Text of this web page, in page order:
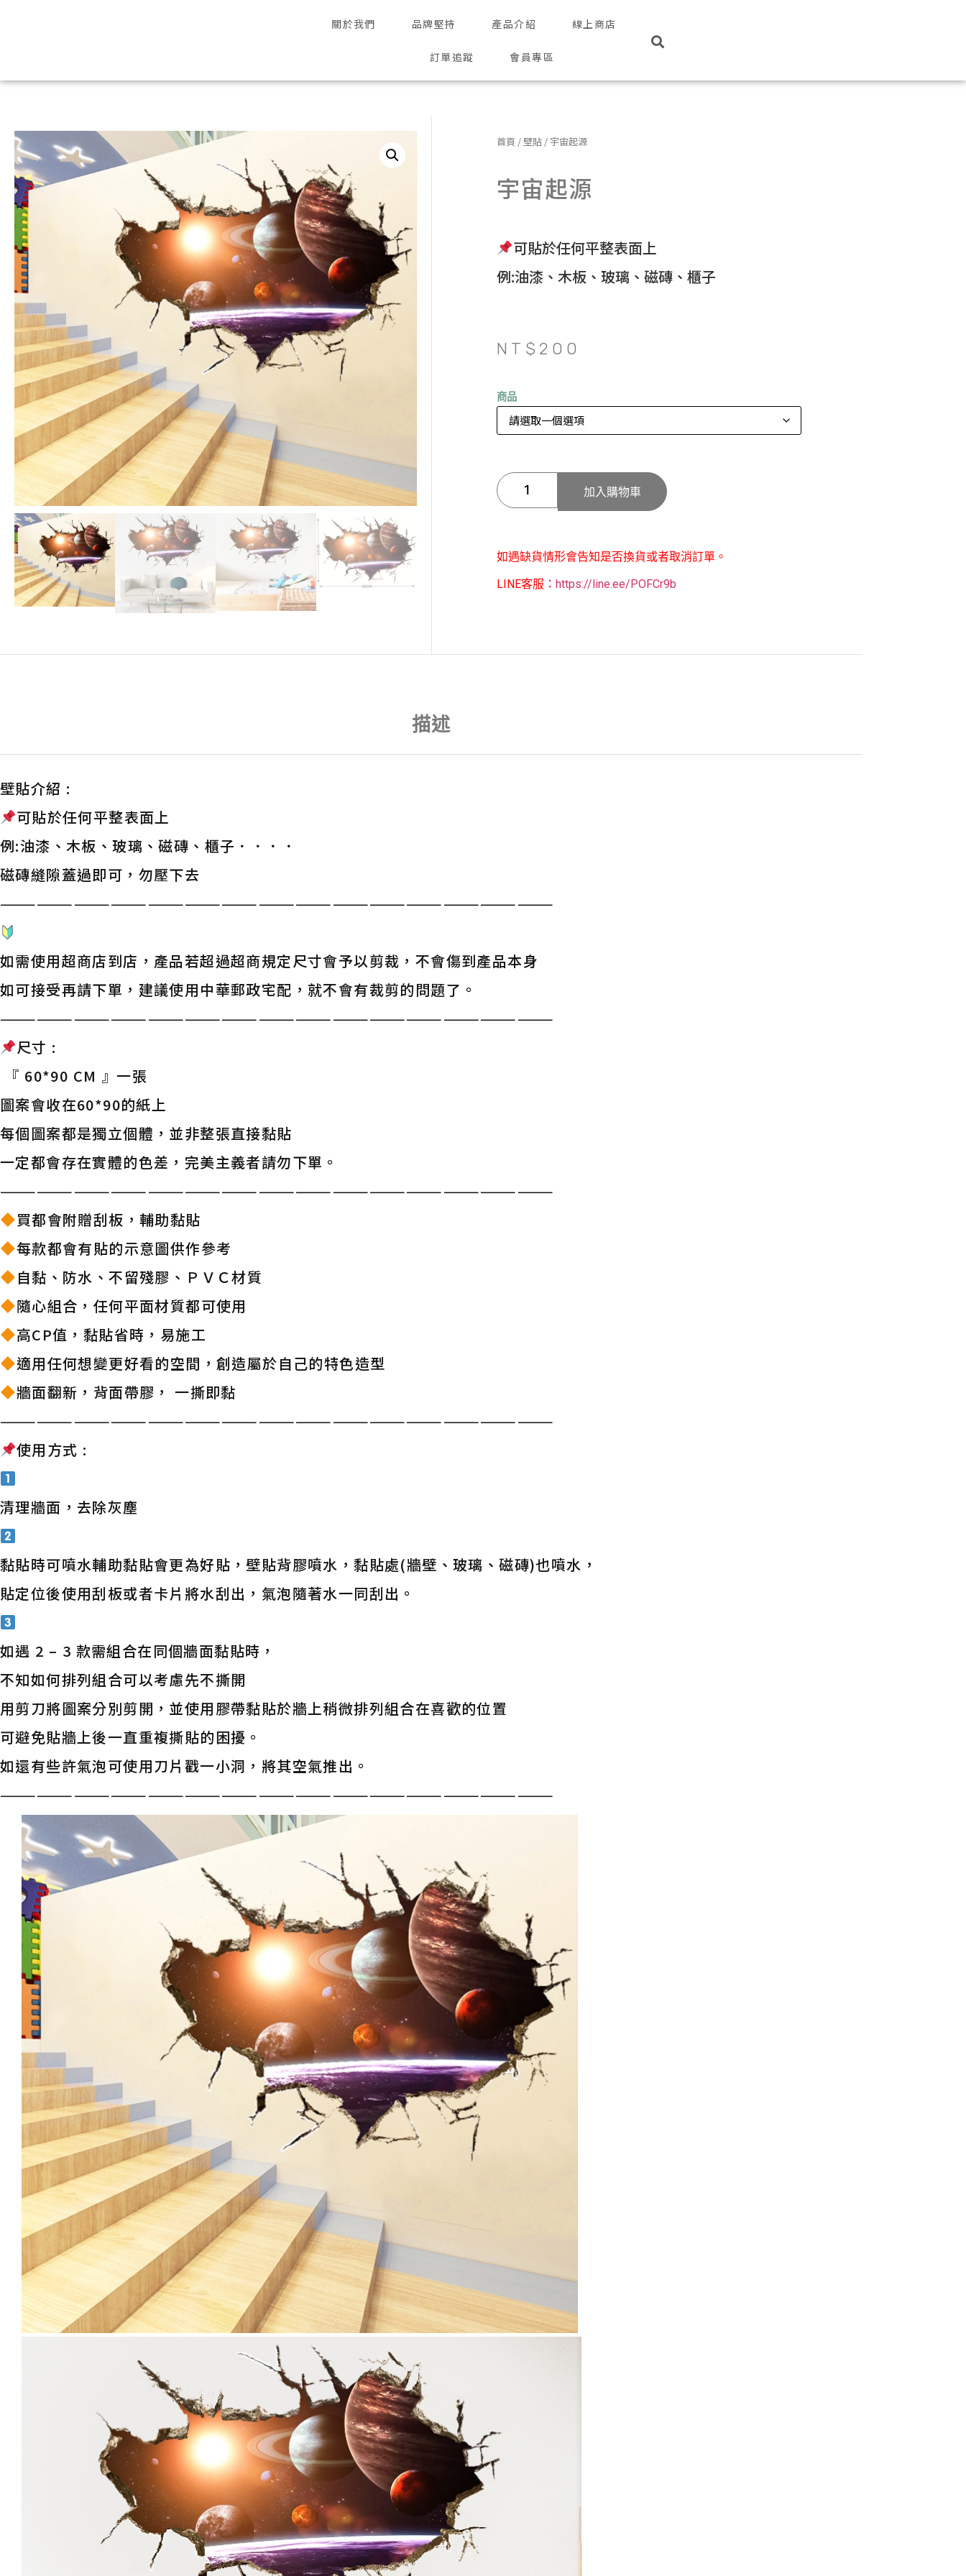
關於我們 品牌堅持 產品介紹 線上商店
訂單追蹤 會員專區
首頁 /壁貼 / 宇宙起源
宇宙起源
可貼於任何平整表面上
例:油漆、木板、玻璃、磁磚、櫃子
NT$ 200
商品
加入購物車
如遇缺貨情形會告知是否換貨或者取消訂單。
LINE客服： https://line.ee/POFCr9b
描述
壁貼介紹 :
可貼於任何平整表面上
例:油漆、木板、玻璃、磁磚、櫃子．．．．
磁磚縫隙蓋過即可，勿壓下去
—————————————————————————————————————————————
如需使用超商店到店，產品若超過超商規定尺寸會予以剪裁，不會傷到產品本身
如可接受再請下單，建議使用中華郵政宅配，就不會有裁剪的問題了。
—————————————————————————————————————————————
尺寸 :
『 60*90 CM 』一張
圖案會收在60*90的紙上
每個圖案都是獨立個體，並非整張直接黏貼
一定都會存在實體的色差，完美主義者請勿下單。
—————————————————————————————————————————————
買都會附贈刮板，輔助黏貼
每款都會有貼的示意圖供作參考
自黏、防水、不留殘膠、ＰＶＣ材質
隨心組合，任何平面材質都可使用
高CP值，黏貼省時，易施工
適用任何想變更好看的空間，創造屬於自己的特色造型
牆面翻新，背面帶膠， 一撕即黏
—————————————————————————————————————————————
使用方式 :
清理牆面，去除灰塵
黏貼時可噴水輔助黏貼會更為好貼，壁貼背膠噴水，黏貼處(牆壁、玻璃、磁磚)也噴水，
貼定位後使用刮板或者卡片將水刮出，氣泡隨著水一同刮出。
如遇 2 – 3 款需組合在同個牆面黏貼時，
不知如何排列組合可以考慮先不撕開
用剪刀將圖案分別剪開，並使用膠帶黏貼於牆上稍微排列組合在喜歡的位置
可避免貼牆上後一直重複撕貼的困擾。
如還有些許氣泡可使用刀片戳一小洞，將其空氣推出。
—————————————————————————————————————————————